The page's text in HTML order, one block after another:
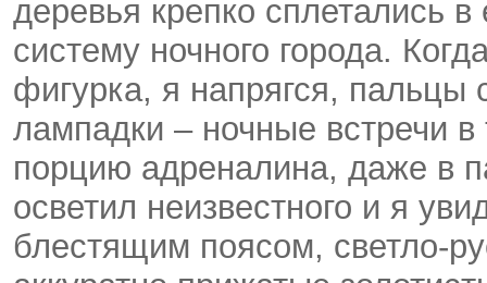
деревья крепко сплетались
систему ночного города.
фигурка, я напрягся, пальцы
лампадки – ночные встречи
порцию адреналина, даже в
осветил неизвестного и я
блестящим поясом, светло-